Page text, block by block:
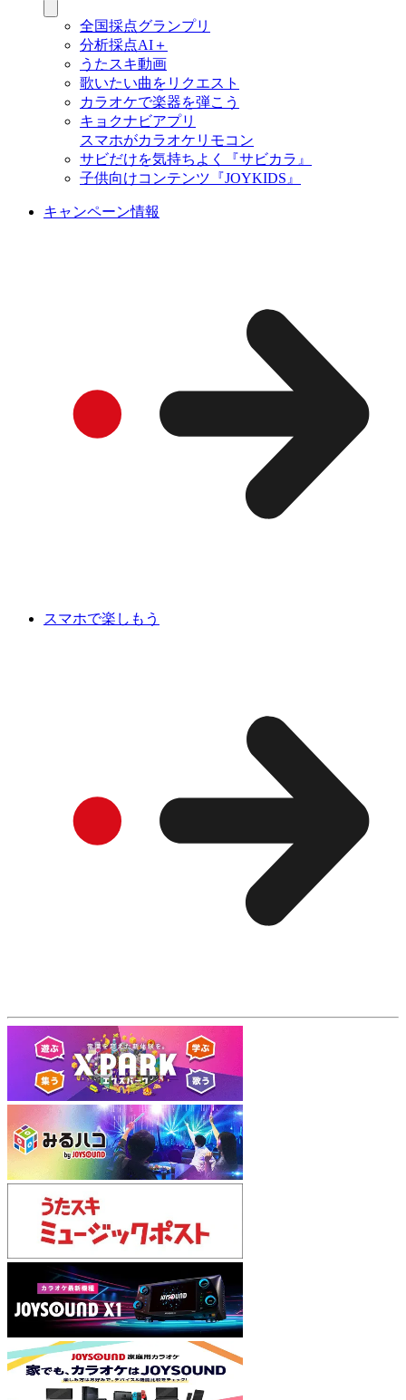
全国採点グランプリ
分析採点AI＋
うたスキ動画
歌いたい曲をリクエスト
カラオケで楽器を弾こう
キョクナビアプリ
スマホがカラオケリモコン
サビだけを気持ちよく『サビカラ』
子供向けコンテンツ『JOYKIDS』
キャンペーン情報
スマホで楽しもう